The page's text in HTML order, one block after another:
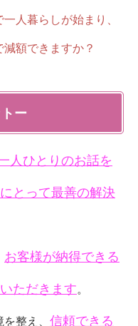
一人暮らしが始まり、
額できますか？
ー
人ひとりのお話を
とって最善の解決
お客様が納得できる
ただきます。
整え、 信頼できる